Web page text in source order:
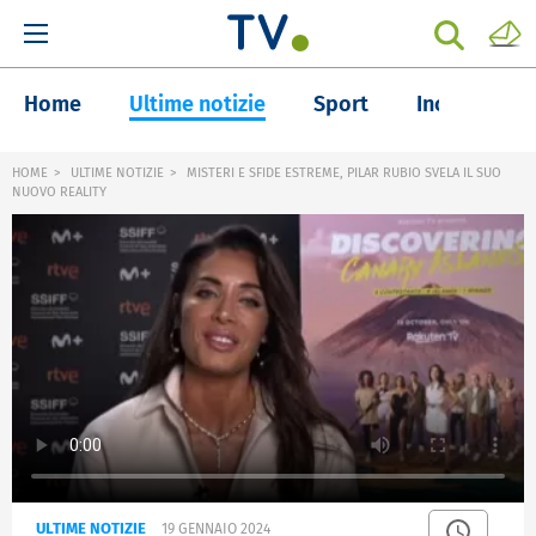
Home Ultime notizie Sport Inchieste
HOME ULTIME NOTIZIE
MISTERI E SFIDE ESTREME, PILAR RUBIO SVELA IL SUO
NUOVO REALITY
ULTIME NOTIZIE 19 GENNAIO 2024